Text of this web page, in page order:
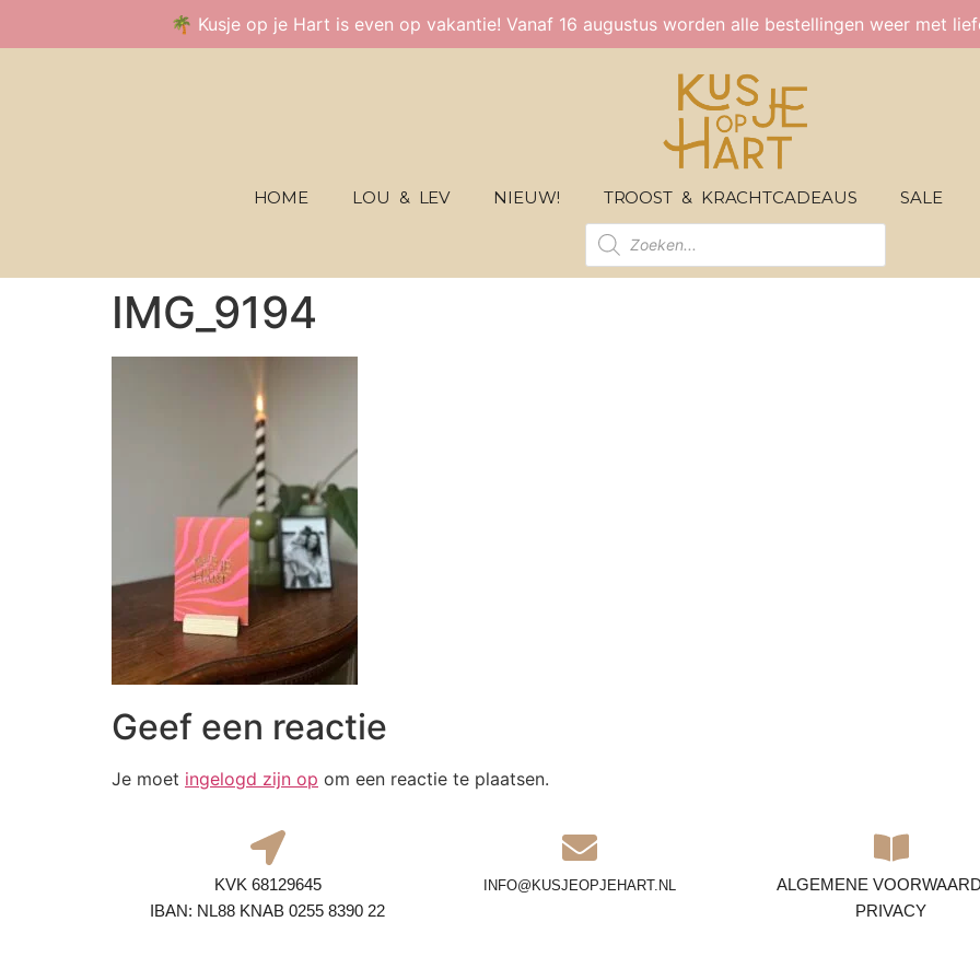
🌴 Kusje op je Hart is even op vakantie! Vanaf 16 augustus worden alle bestellingen weer met
HOME LOU & LEV NIEUW! TROOST & KRACHTCADEAUS SALE
IMG_9194
Geef een reactie
Je moet ingelogd zijn op om een reactie te plaatsen.
KVK 68129645
IBAN: NL88 KNAB 0255 8390 22
INFO@KUSJEOPJEHART.NL
ALGEMENE
PRIVACY